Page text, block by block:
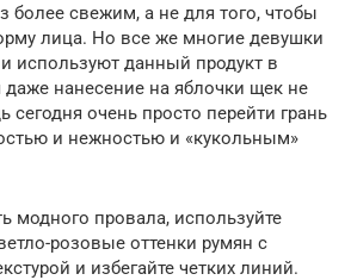
более свежим, а не для того, чтобы
лица. Но все же многие девушки
используют данный продукт в
даже нанесение на яблочки щек не
сегодня очень просто перейти грань
и нежностью и «кукольным»
модного провала, используйте
розовые оттенки румян с
и избегайте четких линий.